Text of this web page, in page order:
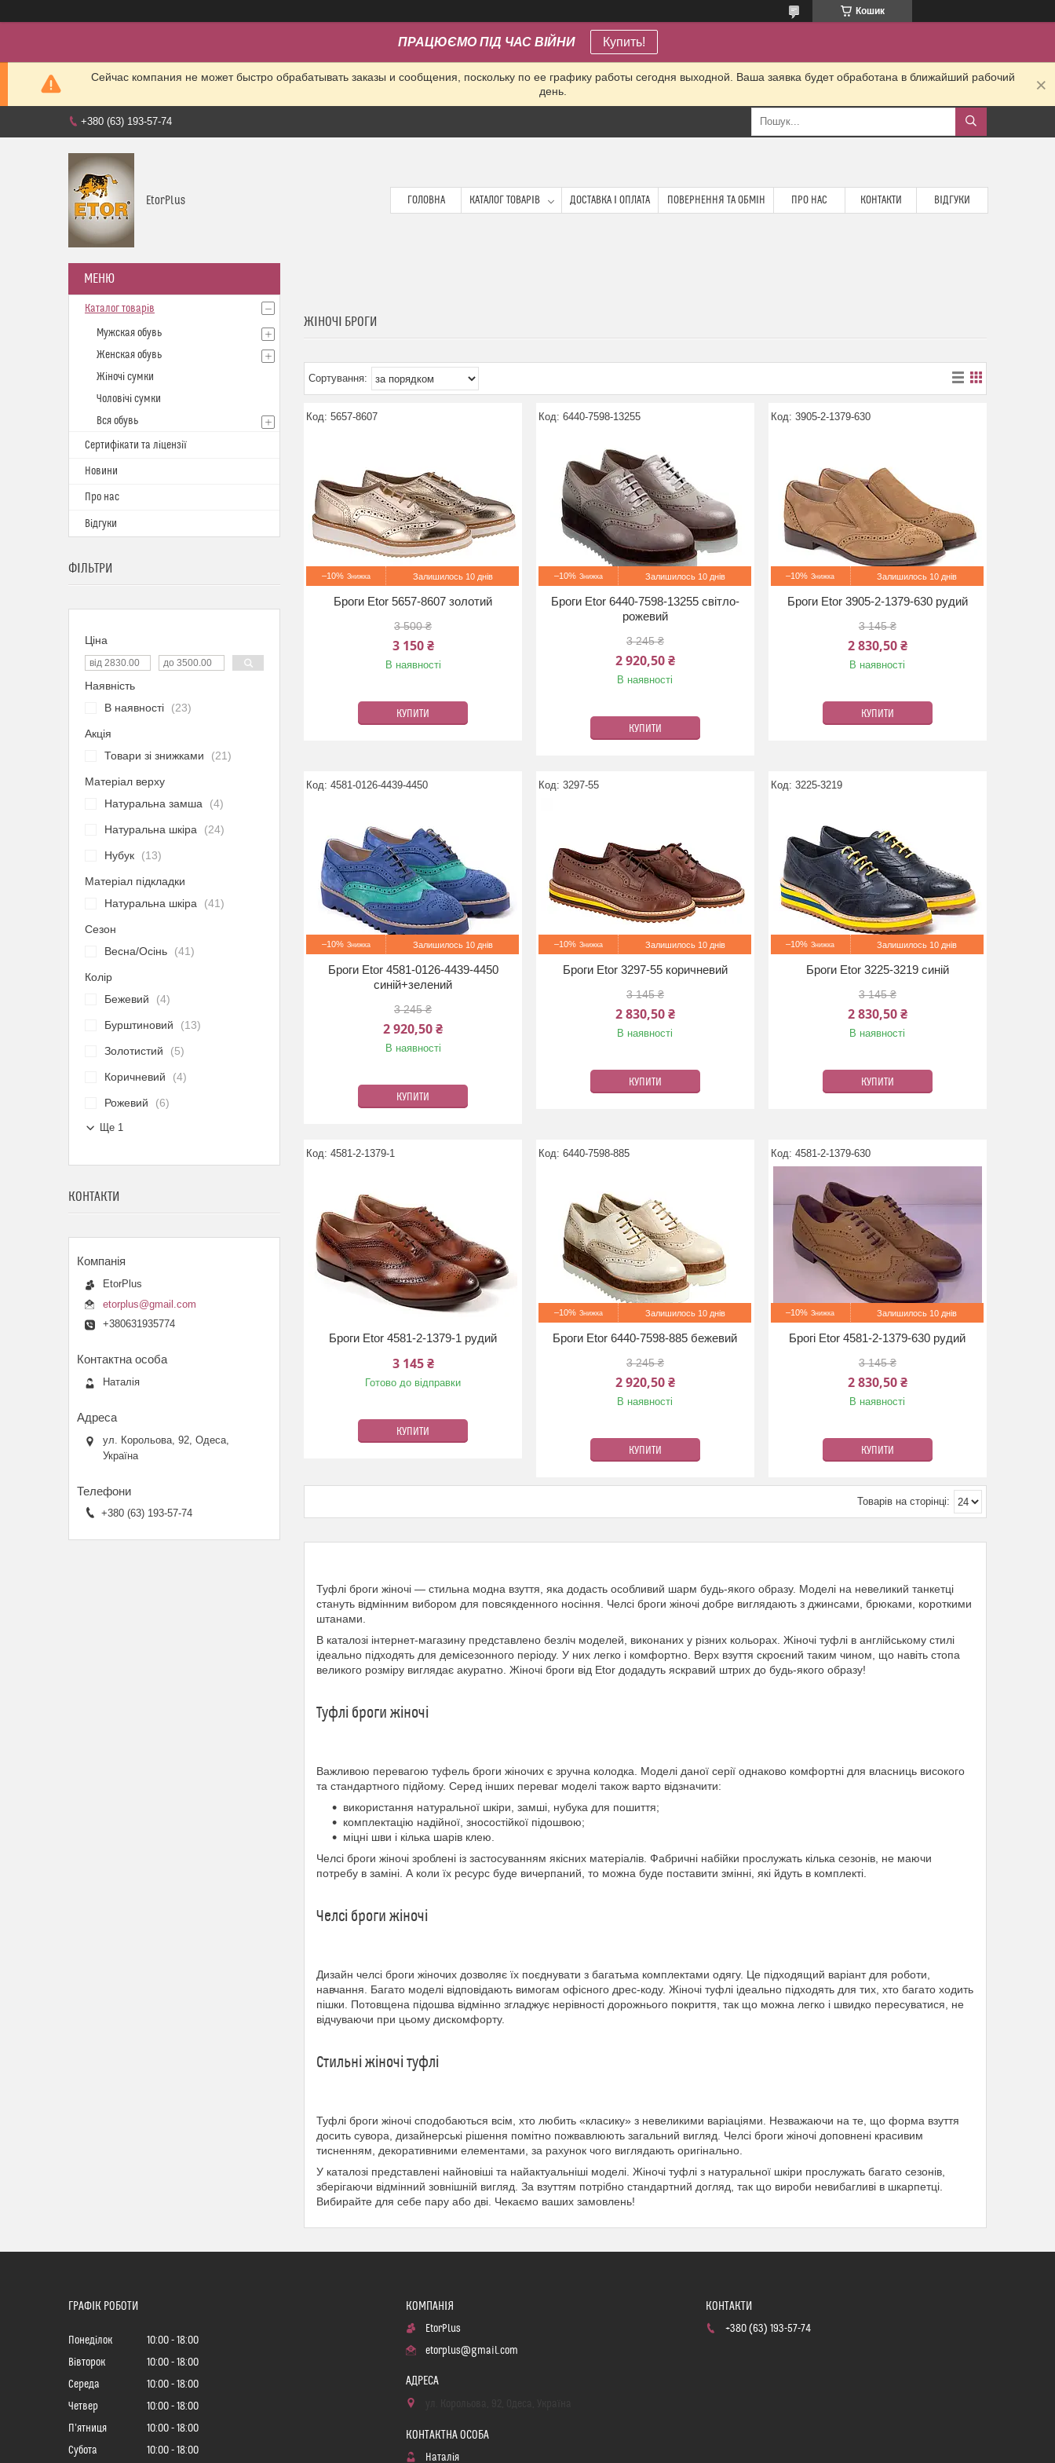
Кошик
ПРАЦЮЄМО ПІД ЧАС ВІЙНИ Купить!
Сейчас компания не может быстро обрабатывать заказы и сообщения, поскольку по ее графику работы сегодня выходной. Ваша заявка будет обработана в ближайший рабочий
день.
+380 (63) 193-57-74
EtorPlus ГОЛОВНА КАТАЛОГ ТОВАРІВ ДОСТАВКА І ОПЛАТА ПОВЕРНЕННЯ ТА ОБМІН ПРО НАС КОНТАКТИ ВІДГУКИ
ЖІНОЧІ БРОГИ
5657-8607
–10% Залишилось 10 днів
Броги Etor 5657-8607 золотий
3 500 ₴
3 150 ₴
В наявності
КУПИТИ
6440-7598-13255
–10% Залишилось 10 днів
Броги Etor 6440-7598-13255 світло-
рожевий
3 245 ₴
2 920,50 ₴
В наявності
КУПИТИ
3905-2-1379-630
–10% Залишилось 10 днів
Броги Etor 3905-2-1379-630 рудий
3 145 ₴
2 830,50 ₴
В наявності
КУПИТИ
4581-0126-4439-4450
–10% Залишилось 10 днів
Броги Etor 4581-0126-4439-4450
синій+зелений
3 245 ₴
2 920,50 ₴
В наявності
КУПИТИ
3297-55
–10% Залишилось 10 днів
Броги Etor 3297-55 коричневий
3 145 ₴
2 830,50 ₴
В наявності
КУПИТИ
3225-3219
–10% Залишилось 10 днів
Броги Etor 3225-3219 синій
3 145 ₴
2 830,50 ₴
В наявності
КУПИТИ
4581-2-1379-1
Броги Etor 4581-2-1379-1 рудий
3 145 ₴
Готово до відправки
КУПИТИ
6440-7598-885
–10% Залишилось 10 днів
Броги Etor 6440-7598-885 бежевий
3 245 ₴
2 920,50 ₴
В наявності
КУПИТИ
4581-2-1379-630
–10% Залишилось 10 днів
Брогі Etor 4581-2-1379-630 рудий
3 145 ₴
2 830,50 ₴
В наявності
КУПИТИ
Туфлі броги жіночі — стильна модна взуття, яка додасть особливий шарм будь-якого образу. Моделі на невеликий танкетці
стануть відмінним вибором для повсякденного носіння. Челсі броги жіночі добре виглядають з джинсами, брюками, короткими
штанами.
В каталозі інтернет-магазину представлено безліч моделей, виконаних у різних кольорах. Жіночі туфлі в англійському стилі
ідеально підходять для демісезонного періоду. У них легко і комфортно. Верх взуття скроєний таким чином, що навіть стопа
великого розміру виглядає акуратно. Жіночі броги від Etor додадуть яскравий штрих до будь-якого образу!
Туфлі броги жіночі
Важливою перевагою туфель броги жіночих є зручна колодка. Моделі даної серії однаково комфортні для власниць високого
та стандартного підйому. Серед інших переваг моделі також варто відзначити:
використання натуральної шкіри, замші, нубука для пошиття;
комплектацію надійної, зносостійкої підошвою;
міцні шви і кілька шарів клею.
Челсі броги жіночі зроблені із застосуванням якісних матеріалів. Фабричні набійки прослужать кілька сезонів, не маючи
потребу в заміні. А коли їх ресурс буде вичерпаний, то можна буде поставити змінні, які йдуть в комплекті.
Челсі броги жіночі
Дизайн челсі броги жіночих дозволяє їх поєднувати з багатьма комплектами одягу. Це підходящий варіант для роботи,
навчання. Багато моделі відповідають вимогам офісного дрес-коду. Жіночі туфлі ідеально підходять для тих, хто багато ходить
пішки. Потовщена підошва відмінно згладжує нерівності дорожнього покриття, так що можна легко і швидко пересуватися, не
відчуваючи при цьому дискомфорту.
Стильні жіночі туфлі
Туфлі броги жіночі сподобаються всім, хто любить «класику» з невеликими варіаціями. Незважаючи на те, що форма взуття
досить сувора, дизайнерські рішення помітно пожвавлюють загальний вигляд. Челсі броги жіночі доповнені красивим
тисненням, декоративними елементами, за рахунок чого виглядають оригінально.
У каталозі представлені найновіші та найактуальніші моделі. Жіночі туфлі з натуральної шкіри прослужать багато сезонів,
зберігаючи відмінний зовнішній вигляд. За взуттям потрібно стандартний догляд, так що вироби невибагливі в шкарпетці.
Вибирайте для себе пару або дві. Чекаємо ваших замовлень!
Каталог товарів
Мужская обувь
Женская обувь
Жіночі сумки
Чоловічі сумки
Вся обувь
Сертифікати та ліцензії
Новини
Про нас
Відгуки
ФІЛЬТРИ
Ціна
Наявність
В наявності
23
Акція
Товари зі знижками
21
Матеріал верху
Натуральна замша
4
Натуральна шкіра 24
Нубук 13
Матеріал підкладки
Натуральна шкіра
41
Сезон
Весна/Осінь
41
Колір
Бежевий
4
Бурштиновий 13
Золотистий 5
Коричневий 4
Рожевий 6
Ще 1
КОНТАКТИ
EtorPlus
etorplus@gmail.com
+380631935774
Наталія
ул. Корольова, 92, Одеса,
Україна
+380 (63) 193-57-74
ГРАФІК РОБОТИ
Понеділок 10:00
18:00
Вівторок
10:00
18:00
Середа
10:00
18:00
Четвер
10:00
18:00
Пʼятниця
10:00
18:00
Субота
10:00 18:00
EtorPlus
etorplus@gmail.com
Наталія
+380 (63) 193-57-74